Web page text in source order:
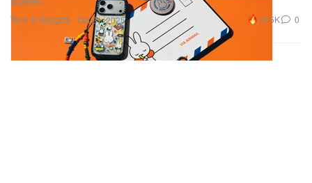
Tech & Gadgets Oct 21, 2025 10.5K 0